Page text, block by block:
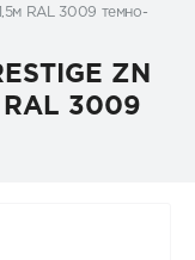
RAL 3009 темно-
ZN
3009